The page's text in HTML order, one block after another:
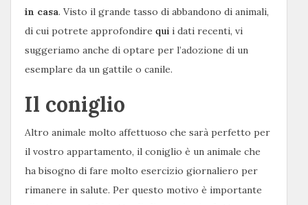
in casa. Visto il grande tasso di abbandono di animali,
di cui potrete approfondire qui i dati recenti, vi
suggeriamo anche di optare per l’adozione di un
esemplare da un gattile o canile.
Il coniglio
Altro animale molto affettuoso che sarà perfetto per
il vostro appartamento, il coniglio è un animale che
ha bisogno di fare molto esercizio giornaliero per
rimanere in salute. Per questo motivo è importante